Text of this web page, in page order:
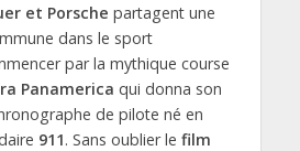
et Porsche partagent une
dans le sport
par la mythique course
Panamerica qui donna son
de pilote né en
911. Sans oublier le film